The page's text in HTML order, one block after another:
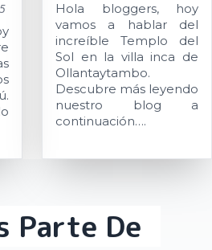
Hola bloggers, hoy
vamos a hablar del
increíble Templo del
Sol en la villa inca de
Ollantaytambo.
Descubre más leyendo
nuestro blog a
continuación….
Parte De